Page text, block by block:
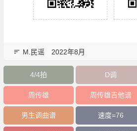
M.民谣 2022年8月
4/4拍 D调
周传雄 周传雄吉他谱
男生调曲谱 速度=76